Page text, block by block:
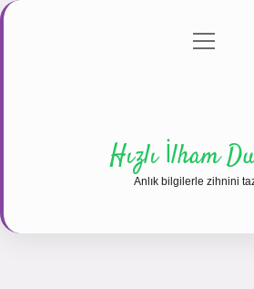
Gizlilik Politikası
menüyü
Hızlı İlham
Anlık bilgilerle zihnini